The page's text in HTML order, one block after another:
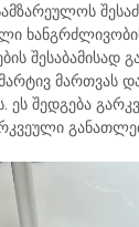
შესაბამისად
მართვას
ეს შედგება